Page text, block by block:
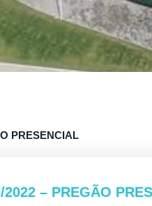
PRESENCIAL
– PREGÃO